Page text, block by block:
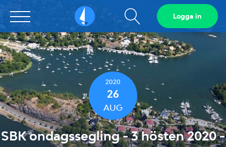
Sailarena Visa
sökfält
Logga in
2020
26
AUG
SBK ondagssegling - 3 hösten 2020 -